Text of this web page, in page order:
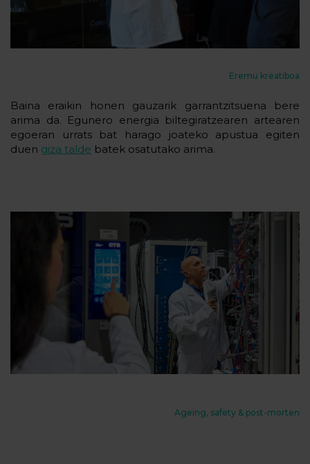
Eremu kreatiboa
Baina eraikin honen gauzarik garrantzitsuena bere
arima da. Egunero energia biltegiratzearen artearen
egoeran urrats bat harago joateko apustua egiten
duen giza talde batek osatutako arima.
Ageing, safety & post-morten